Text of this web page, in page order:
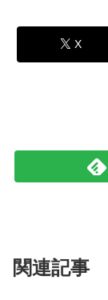
X
関連記事